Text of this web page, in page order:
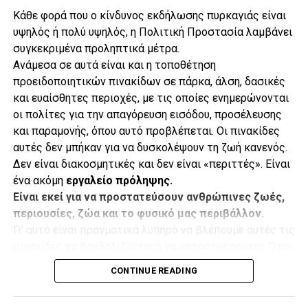
Κάθε υδροβόλο έχει εμβέλεια περίπου 73 μέτρων, ενώ η
γεώτρηση φτάνει σε βάθος 113 μέτρων. Παράλληλα, ο
διαθέτει πρόσθετα οχήματα και εναλλακτικά μέσα
υποστήριξης και πυρόσβεσης.
«Έπρεπε να το κάνουμε και το κάναμε. Αν θα χρειαστεί να
.
.
.
Κάθε φορά που ο κίνδυνος εκδήλωσης πυρκαγιάς είναι
υψηλός ή πολύ υψηλός, η Πολιτική Προστασία λαμβάνει
συγκεκριμένα προληπτικά μέτρα.
Ανάμεσα σε αυτά είναι και η τοποθέτηση
προειδοποιητικών πινακίδων σε πάρκα, άλση, δασικές
και ευαίσθητες περιοχές, με τις οποίες ενημερώνονται
οι πολίτες για την απαγόρευση εισόδου, προσέλευσης
και παραμονής, όπου αυτό προβλέπεται. Οι πινακίδες
αυτές δεν μπήκαν για να δυσκολέψουν τη ζωή κανενός.
Δεν είναι διακοσμητικές και δεν είναι «περιττές». Είναι
ένα ακόμηεργαλείο πρόληψης.
Είναι εκεί για να προστατεύσουν ανθρώπινες ζωές,
περιουσίες, ζώα και το φυσικό μας περιβάλλον.
καταστρέφουμε μια προειδοποίηση κινδύνου, στην
ουσία αφαιρούμε ένα μικρό αλλά σημαντικό κομμάτι
από την αλυσίδα προστασίας.
CONTINUE READING